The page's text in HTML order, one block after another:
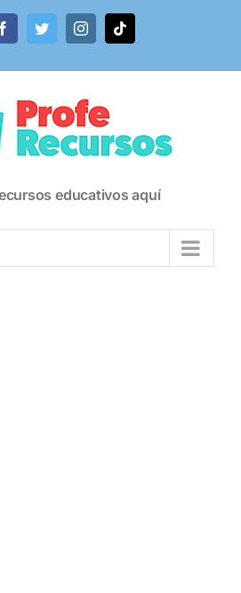
FacebookTwitterInstagramTiktok
educativos aquí